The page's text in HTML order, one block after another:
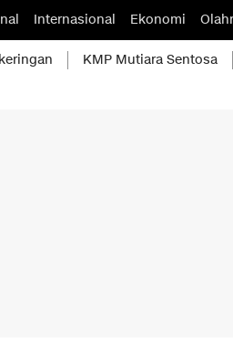
Internasional Ekonomi
KMP Mutiara Sentosa